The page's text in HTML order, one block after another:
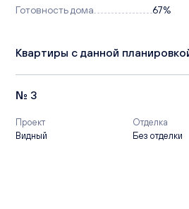
Готовность дома
67%
Квартиры с данной
№ 3
Проект
Видный
Отделка
Без отделки